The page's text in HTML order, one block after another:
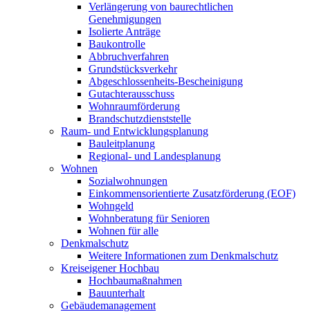
Verlängerung von baurechtlichen
Genehmigungen
Isolierte Anträge
Baukontrolle
Abbruchverfahren
Grundstücksverkehr
Abgeschlossenheits-Bescheinigung
Gutachterausschuss
Wohnraumförderung
Brandschutzdienststelle
Raum- und Entwicklungsplanung
Bauleitplanung
Regional- und Landesplanung
Wohnen
Sozialwohnungen
Einkommensorientierte Zusatzförderung (EOF)
Wohngeld
Wohnberatung für Senioren
Wohnen für alle
Denkmalschutz
Weitere Informationen zum Denkmalschutz
Kreiseigener Hochbau
Hochbaumaßnahmen
Bauunterhalt
Gebäudemanagement